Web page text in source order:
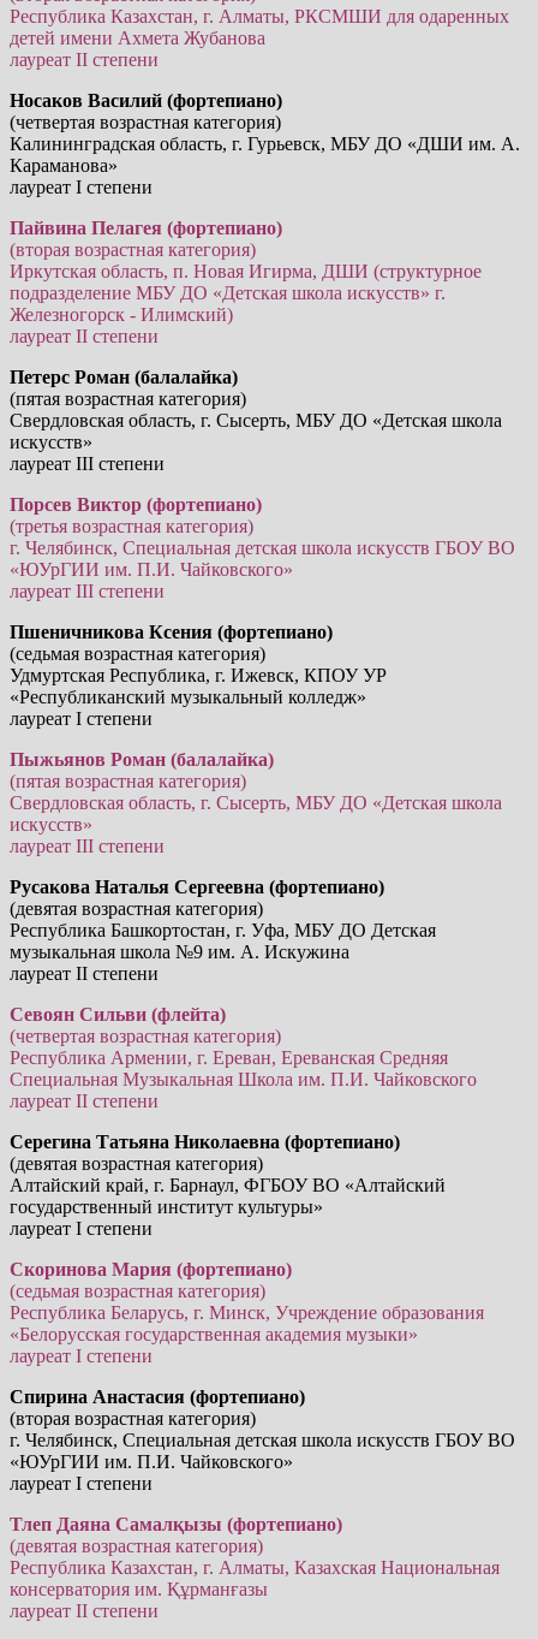
Республика Казахстан, г. Алматы, РКСМШИ для одаренных
детей имени Ахмета Жубанова
лауреат II степени
Носаков Василий (фортепиано)
(четвертая возрастная категория)
Калининградская область, г. Гурьевск, МБУ ДО «ДШИ им. А.
Караманова»
лауреат I степени
Пайвина Пелагея (фортепиано)
(вторая возрастная категория)
Иркутская область, п. Новая Игирма, ДШИ (структурное
подразделение МБУ ДО «Детская школа искусств» г.
Железногорск - Илимский)
лауреат II степени
Петерс Роман (балалайка)
(пятая возрастная категория)
Свердловская область, г. Сысерть, МБУ ДО «Детская школа
искусств»
лауреат III степени
Порсев Виктор (фортепиано)
(третья возрастная категория)
г. Челябинск, Специальная детская школа искусств ГБОУ ВО
«ЮУрГИИ им. П.И. Чайковского»
лауреат III степени
Пшеничникова Ксения (фортепиано)
(седьмая возрастная категория)
Удмуртская Республика, г. Ижевск, КПОУ УР
«Республиканский музыкальный колледж»
лауреат I степени
Пыжьянов Роман (балалайка)
(пятая возрастная категория)
Свердловская область, г. Сысерть, МБУ ДО «Детская школа
искусств»
лауреат III степени
Русакова Наталья Сергеевна (фортепиано)
(девятая возрастная категория)
Республика Башкортостан, г. Уфа, МБУ ДО Детская
музыкальная школа №9 им. А. Искужина
лауреат II степени
Севоян Сильви (флейта)
(четвертая возрастная категория)
Республика Армении, г. Ереван, Ереванская Средняя
Специальная Музыкальная Школа им. П.И. Чайковского
лауреат II степени
Серегина Татьяна Николаевна (фортепиано)
(девятая возрастная категория)
Алтайский край, г. Барнаул, ФГБОУ ВО «Алтайский
государственный институт культуры»
лауреат I степени
Скоринова Мария (фортепиано)
(седьмая возрастная категория)
Республика Беларусь, г. Минск, Учреждение образования
«Белорусская государственная академия музыки»
лауреат I степени
Спирина Анастасия (фортепиано)
(вторая возрастная категория)
г. Челябинск, Специальная детская школа искусств ГБОУ ВО
«ЮУрГИИ им. П.И. Чайковского»
лауреат I степени
Тлеп Даяна Самалқызы (фортепиано)
(девятая возрастная категория)
Республика Казахстан, г. Алматы, Казахская Национальная
консерватория им. Құрманғазы
лауреат II степени